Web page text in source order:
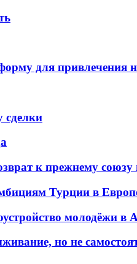
для привлечения
сделки
к прежнему союзу
Турции в
молодёжи в
но не